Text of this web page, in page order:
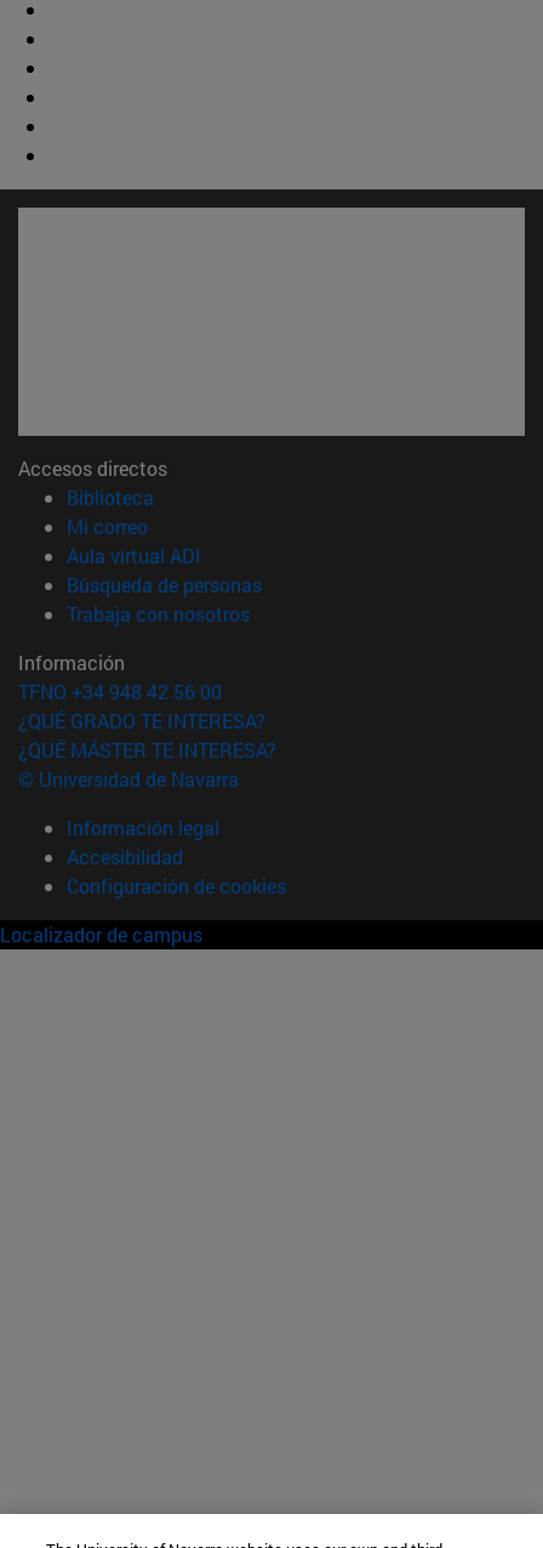
Accesos directos
Biblioteca
Mi correo(abre en nueva ventana)
Aula virtual ADI
Búsqueda de personas(abre en nueva ventana)
Trabaja con nosotros(abre en nueva ventana)
Información
TFNO +34 948 42 56 00
¿QUÉ GRADO TE INTERESA?
¿QUÉ MÁSTER TE INTERESA?
© Universidad de Navarra
Información legal
Accesibilidad
Configuración de cookies
Localizador de campus